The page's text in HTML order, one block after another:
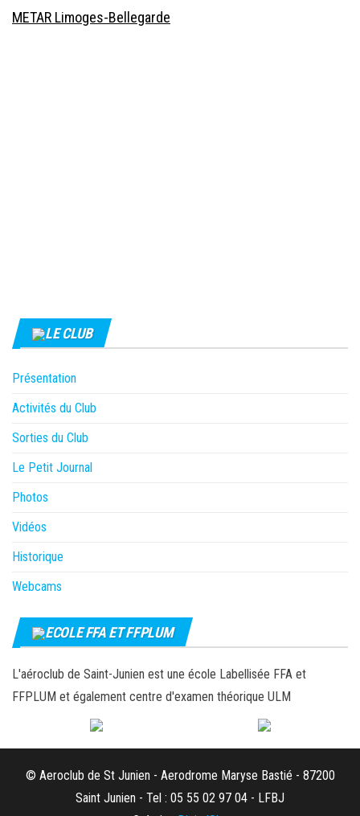
METAR Limoges-Bellegarde
LE CLUB
Présentation
Activités du Club
Sorties du Club
Le Petit Journal
Photos
Vidéos
Historique
Webcams
ECOLE FFA ET FFPLUM
L'aéroclub de Saint-Junien est une école Labellisée FFA et
FFPLUM et également centre d'examen théorique ULM
© Aeroclub de St Junien - Aerodrome Maryse Bastié - 87200
Saint Junien - Tel : 05 55 02 97 04 - LFBJ